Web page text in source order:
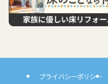
プライバシーポリシー